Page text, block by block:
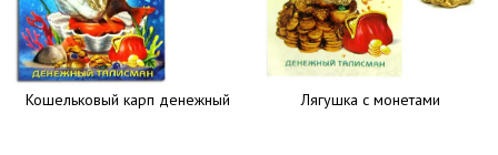
Кошельковый карп денежный Лягушка с монетами